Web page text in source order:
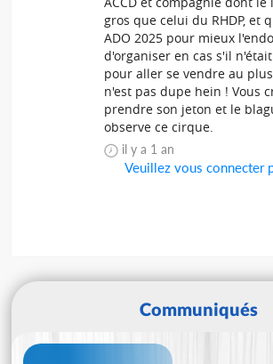
gros que celui du RHDP, et
ADO 2025 pour mieux
d'organiser en cas s'il
pour aller se vendre au
n'est pas dupe hein ! Vous
prendre son jeton et le
observe ce cirque.
il y a 1 an
Veuillez vous connecter
Communiqués